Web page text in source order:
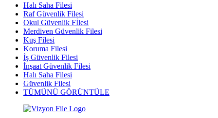
Halı Saha Filesi
Raf Güvenlik Filesi
Okul Güvenlik Fİlesi
Merdiven Güvenlik Filesi
Kuş Filesi
Koruma Filesi
İş Güvenlik Filesi
İnşaat Güvenlik Filesi
Halı Saha Filesi
Güvenlik Filesi
TÜMÜNÜ GÖRÜNTÜLE